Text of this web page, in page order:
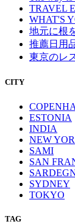
TRAVEL
WHAT'S
地元に根
推薦日用
東京のレ
CITY
ESTONIA
INDIA
NEW
SAMI
SAN
SYDNEY
TOKYO
TAG